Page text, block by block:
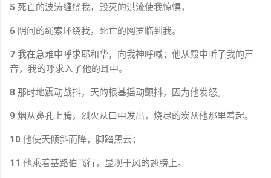
5 死亡的波涛缠绕我，毁灭的洪流使我惊惧，
6 阴间的绳索环绕我，死亡的网罗临到我。
7 我在急难中呼求耶和华，向我神呼喊；他从殿中听了我的声
音，我的呼求入了他的耳中。
8 那时地震动战抖，天的根基摇动颤抖，因为他发怒。
9 烟从鼻孔上腾，烈火从口中发出，烧尽的炭从他那里着起。
10 他使天倾斜而降，脚踏黑云；
11 他乘着基路伯飞行，显现于风的翅膀上。